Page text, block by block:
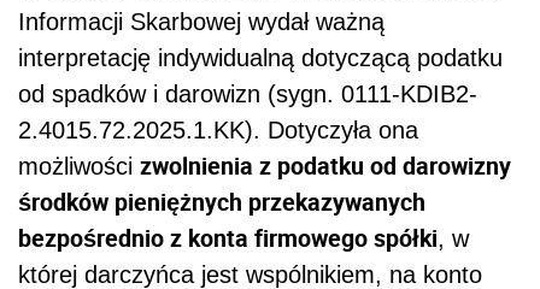
Informacji Skarbowej wydał ważną
interpretację indywidualną dotyczącą podatku
od spadków i darowizn (sygn. 0111-KDIB2-
2.4015.72.2025.1.KK). Dotyczyła ona
możliwości zwolnienia z podatku od darowizny
środków pieniężnych przekazywanych
bezpośrednio z konta firmowego spółki, w
której darczyńca jest wspólnikiem, na konto